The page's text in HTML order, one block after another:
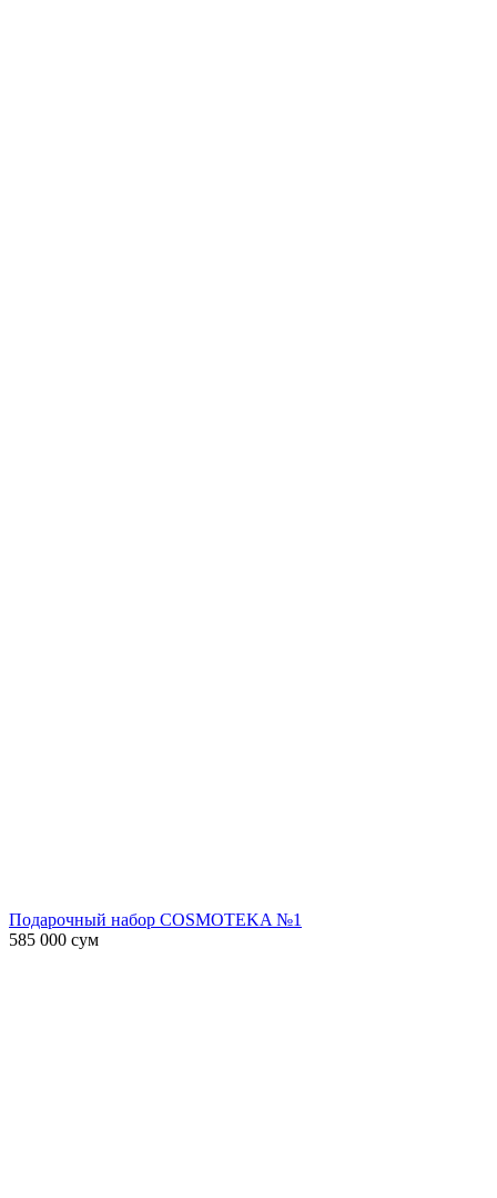
Подарочный набор COSMOTEKA №1
585 000 сум